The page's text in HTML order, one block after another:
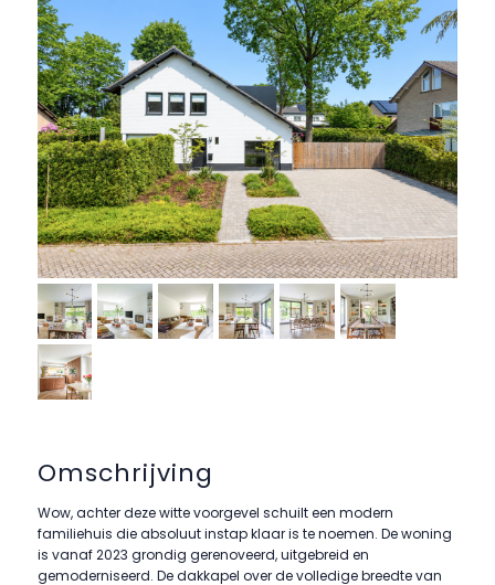
Omschrijving
Wow, achter deze witte voorgevel schuilt een modern
familiehuis die absoluut instap klaar is te noemen. De woning
is vanaf 2023 grondig gerenoveerd, uitgebreid en
gemoderniseerd. De dakkapel over de volledige breedte van